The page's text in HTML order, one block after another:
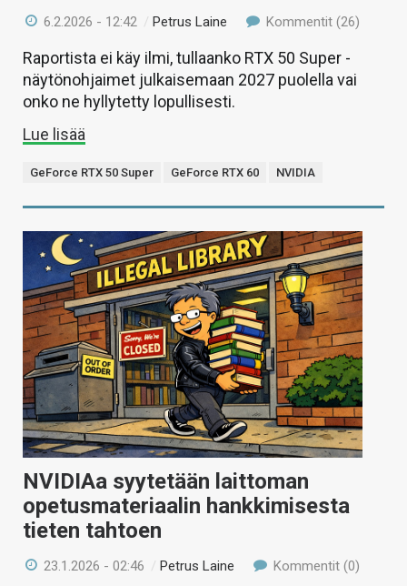
6.2.2026 - 12:42 /Petrus Laine Kommentit (26)
Raportista ei käy ilmi, tullaanko RTX 50 Super -
näytönohjaimet julkaisemaan 2027 puolella vai
onko ne hyllytetty lopullisesti.
Lue lisää
GeForce RTX 50 Super GeForce RTX 60 NVIDIA
NVIDIAa syytetään laittoman
opetusmateriaalin hankkimisesta
tieten tahtoen
23.1.2026 - 02:46 /Petrus Laine Kommentit (0)